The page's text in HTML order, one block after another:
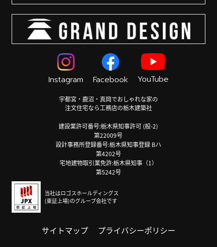
Instagram Facebook YouTube
宇都宮・鹿沼・真岡でおしゃれな家の
注文住宅なら工務店の栃木建築社
建設業許可番号:栃木県知事許可 (般-2)
第22009号
設計事務所登録番号:栃木県知事登録 Bハ
第4202号
宅地建物取引業免許:栃木県知事（1）
第5242号
当社はロゴスホールディングス
(東証上場)のグループ会社です
サイトマップ プライバシーポリシー